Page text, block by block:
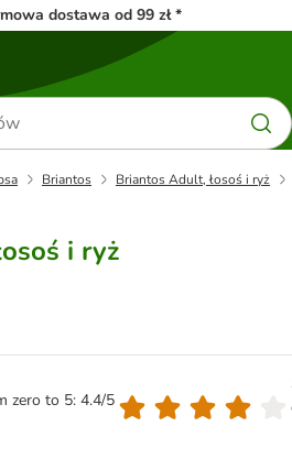
dostawa od 99 zł *
Briantos Briantos Adult, łosoś i ryż
i ryż
zero to 5: 4.4/5